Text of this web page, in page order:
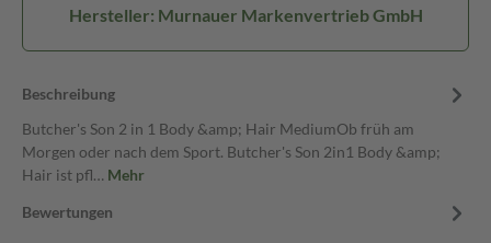
Hersteller: Murnauer Markenvertrieb GmbH
Beschreibung
Butcher's Son 2 in 1 Body &amp; Hair MediumOb früh am
Morgen oder nach dem Sport. Butcher's Son 2in1 Body &amp;
Hair ist pfl… Mehr
Bewertungen